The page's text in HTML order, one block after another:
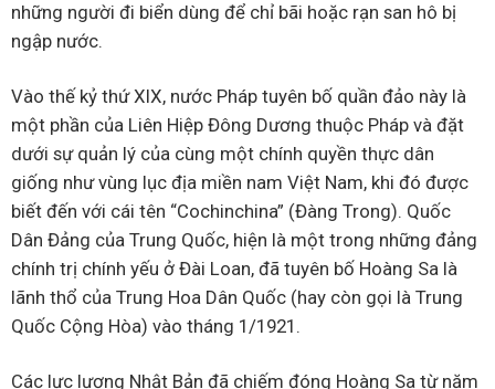
những người đi biển dùng để chỉ bãi hoặc rạn san hô bị
ngập nước.
Vào thế kỷ thứ XIX, nước Pháp tuyên bố quần đảo này là
một phần của Liên Hiệp Đông Dương thuộc Pháp và đặt
dưới sự quản lý của cùng một chính quyền thực dân
giống như vùng lục địa miền nam Việt Nam, khi đó được
biết đến với cái tên “Cochinchina” (Đàng Trong). Quốc
Dân Đảng của Trung Quốc, hiện là một trong những đảng
chính trị chính yếu ở Đài Loan, đã tuyên bố Hoàng Sa là
lãnh thổ của Trung Hoa Dân Quốc (hay còn gọi là Trung
Quốc Cộng Hòa) vào tháng 1/1921.
Các lực lượng Nhật Bản đã chiếm đóng Hoàng Sa từ năm